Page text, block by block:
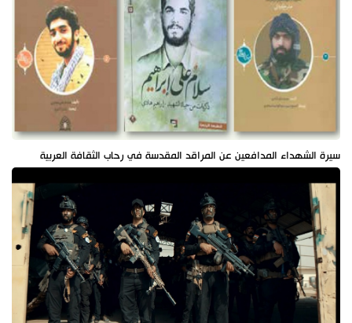
سيرة الشهداء المدافعين عن المراقد المقدسة في رحاب الثقافة العربية